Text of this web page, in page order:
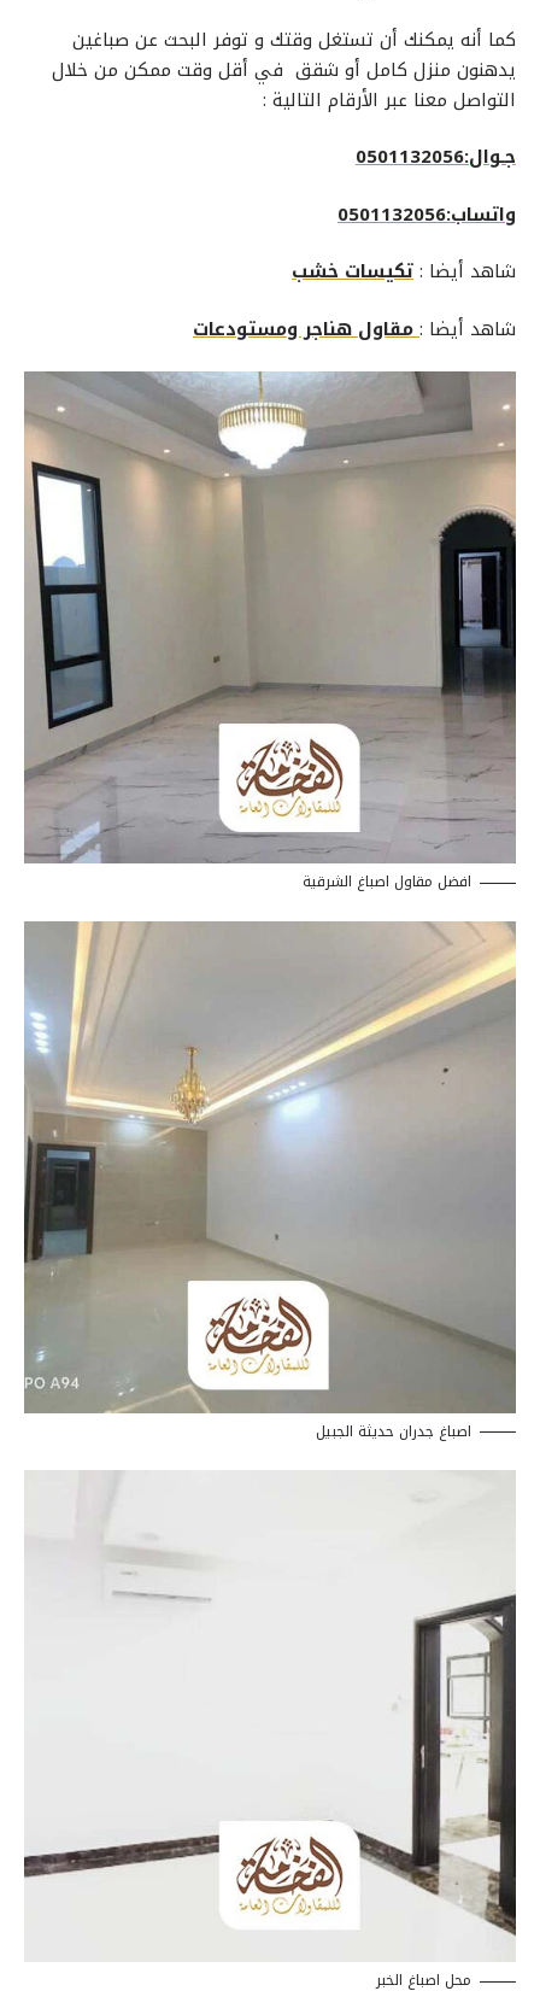
كما أنه يمكنك أن تستغل وقتك و توفر البحث عن صباغين
يدهنون منزل كامل أو شقق في أقل وقت ممكن من خلال
التواصل معنا عبر الأرقام التالية :
جـوال:0501132056
واتساب:0501132056
شاهد أيضا :تكيسات خشب
شاهد أيضا :مقاول هناجر ومستودعات
افضل مقاول اصباغ الشرقية
اصباغ جدران حديثة الجبيل
محل اصباغ الخبر